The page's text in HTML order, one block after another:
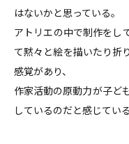
はないかと思っている。
アトリエの中で制作をし
て黙々と絵を描いたり折
感覚があり、
作家活動の原動力が子ど
しているのだと感じている